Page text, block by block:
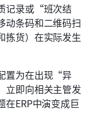
记录或“班次结
动条码和二维码扫
拣货）在实际发生
置为在出现“异
立即向相关主管发
ERP中演变成巨